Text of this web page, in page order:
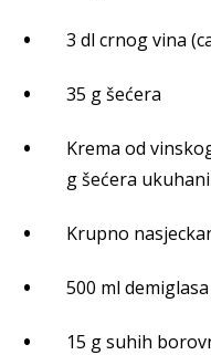
3 dl crnog vina
35 g šećera
Krema od
g šećera
Krupno
500 ml demiglasa
15 g suhih